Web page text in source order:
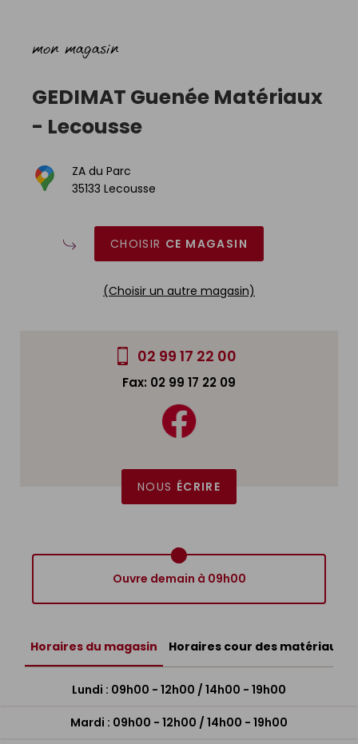
mon magasin
GEDIMAT Guenée Matériaux
- Lecousse
ZA du Parc
35133 Lecousse
CHOISIR CE MAGASIN
(Choisir un autre magasin)
02 99 17 22 00
Fax: 02 99 17 22 09
NOUS ÉCRIRE
Nous
suivre
sur
Ouvre demain à 09h00
horaires du magasin horaires cour des matériaux
Lundi : 09h00 - 12h00 / 14h00 - 19h00
Mardi : 09h00 - 12h00 / 14h00 - 19h00